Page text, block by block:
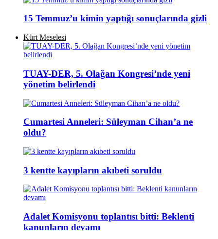
15 Temmuz’u kimin yaptığı sonuçlarında gizli
Kürt Meselesi
TUAY-DER, 5. Olağan Kongresi’nde yeni
yönetim belirlendi
Cumartesi Anneleri: Süleyman Cihan’a ne
oldu?
3 kentte kayıpların akıbeti soruldu
Adalet Komisyonu toplantısı bitti: Beklenti
kanunların devamı